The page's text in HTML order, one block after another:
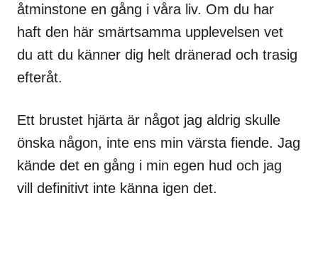
åtminstone en gång i våra liv. Om du har
haft den här smärtsamma upplevelsen vet
du att du känner dig helt dränerad och trasig
efteråt.
Ett brustet hjärta är något jag aldrig skulle
önska någon, inte ens min värsta fiende. Jag
kände det en gång i min egen hud och jag
vill definitivt inte känna igen det.